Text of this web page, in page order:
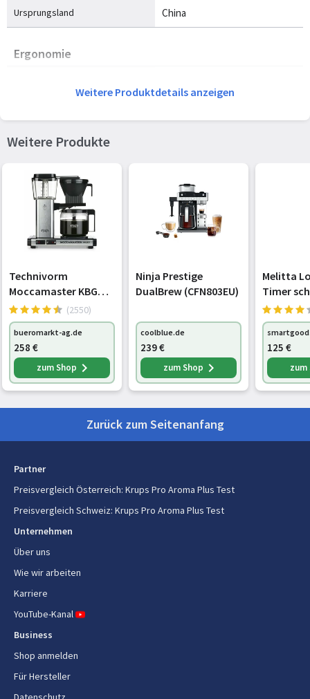
Ursprungsland China
Ergonomie
Transparent
Steuerung Tasten
Wasserstandsanzeige
Material des Behälters für
gebrühten Kaffee
Glas
Breite 238 mm
Tiefe 278 mm
Höhe 366 mm
Gewicht 3,2 kg
Logistikdaten
Palettengewicht (brutto)
Produkte pro Palette 24 Stück(e)
Kochfunktionen und -programme
Multi-Getränke
Energie
Weitere Produktdetails anzeigen
Weitere Produkte
Technivorm
Moccamaster KBG
Select brushed
(53979)
(2550)
bueromarkt-ag.de
258 €
zum Shop
Ninja Prestige
DualBrew (CFN803EU)
coolblue.de
239€
zum Shop
Melitta
Timer
18)
125 €
Zurück zum Seitenanfang
Partner
Preisvergleich Österreich: Krups Pro Aroma Plus Test
Preisvergleich Schweiz: Krups Pro Aroma Plus Test
Unternehmen
Über uns
Wie wir arbeiten
Karriere
YouTube-Kanal
Business
Shop anmelden
Für Hersteller